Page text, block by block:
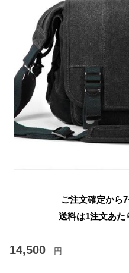
ご注文確定から
送料は1注文あた
14,500 円